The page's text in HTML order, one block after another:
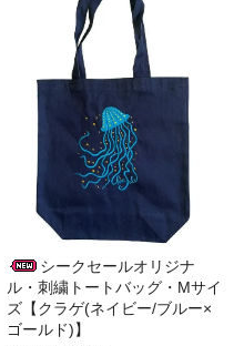
シークセールオリジナ
ル・刺繍トートバッグ・Mサイ
ズ【クラゲ(ネイビー/ブルー×
ゴールド)】